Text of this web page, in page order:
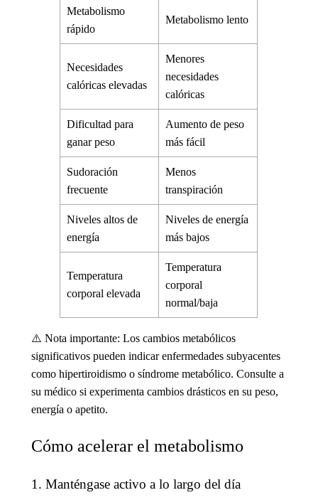
Metabolismo
rápido
Metabolismo lento
Necesidades
calóricas elevadas
Menores
necesidades
calóricas
Dificultad para
ganar peso
Aumento de peso
más fácil
Sudoración
frecuente
Menos
transpiración
Niveles altos de
energía
Niveles de energía
más bajos
Temperatura
corporal elevada
Temperatura
corporal
normal/baja
⚠️ Nota importante: Los cambios metabólicos
significativos pueden indicar enfermedades subyacentes
como hipertiroidismo o síndrome metabólico. Consulte a
su médico si experimenta cambios drásticos en su peso,
energía o apetito.
Cómo acelerar el metabolismo
1. Manténgase activo a lo largo del día